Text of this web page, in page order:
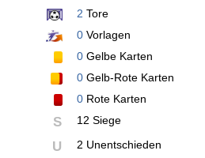
2 Tore
0Vorlagen
0Gelbe Karten
0Gelb-Rote Karten
0Rote Karten
S 12 Siege
U 2 Unentschieden